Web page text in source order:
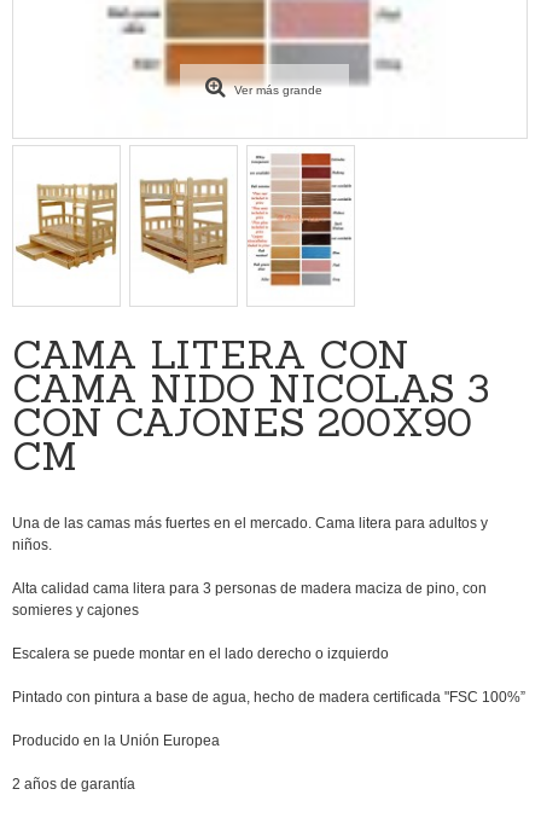
Ver más grande
CAMA LITERA CON
CAMA NIDO NICOLAS 3
CON CAJONES 200X90
CM
Una de las camas más fuertes en el mercado. Cama litera para adultos y
niños.
Alta calidad cama litera para 3 personas de madera maciza de pino, con
somieres y cajones
Escalera se puede montar en el lado derecho o izquierdo
Pintado con pintura a base de agua, hecho de madera certificada "FSC 100%”
Producido en la Unión Europea
2 años de garantía